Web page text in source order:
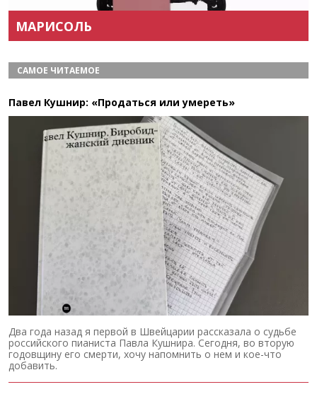
МАРИСОЛЬ
САМОЕ ЧИТАЕМОЕ
Павел Кушнир: «Продаться или умереть»
Два года назад я первой в Швейцарии рассказала о судьбе
российского пианиста Павла Кушнира. Сегодня, во вторую
годовщину его смерти, хочу напомнить о нем и кое-что
добавить.